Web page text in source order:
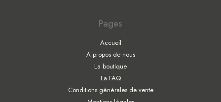
Pages
Accueil
A propos de nous
La boutique
La FAQ
Conditions générales de vente